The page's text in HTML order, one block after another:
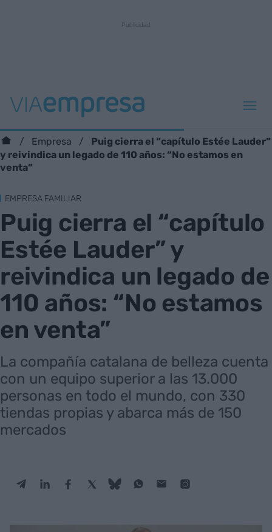
Empresa
Puig cierra el “capítulo Estée Lauder”
y reivindica un legado de 110 años: “No estamos en
venta”
EMPRESA FAMILIAR
Puig cierra el “capítulo
Estée Lauder” y
reivindica un legado de
110 años: “No estamos
en venta”
La compañía catalana de belleza cuenta
con un equipo superior a las 13.000
personas en todo el mundo, con 330
tiendas propias y abarca más de 150
mercados